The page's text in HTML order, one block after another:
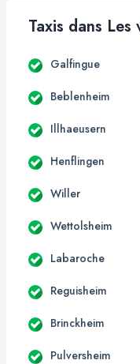
Taxis dans
Galfingue
Beblenheim
Illhaeusern
Henflingen
Willer
Wettolsheim
Labaroche
Reguisheim
Brinckheim
Pulversheim